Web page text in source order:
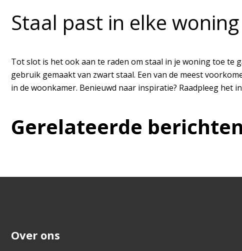
Staal past in elke woning
Tot slot is het ook aan te raden om staal in je woning toe te
gebruik gemaakt van zwart staal. Een van de meest
in de woonkamer. Benieuwd naar inspiratie? Raadpleeg het
Gerelateerde berichten
Over ons